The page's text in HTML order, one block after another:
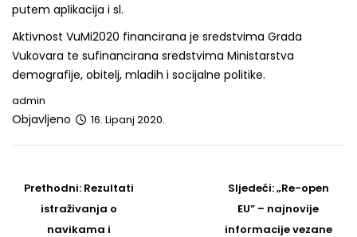
putem aplikacija i sl.
Aktivnost VuMi2020 financirana je sredstvima Grada
Vukovara te sufinancirana sredstvima Ministarstva
demografije, obitelj, mladih i socijalne politike.
admin
Objavljeno 16. Lipanj 2020.
navigation
Prethodni: Prethodni
post
Rezultati
istraživanja o
navikama i
Sljedeći:Sljedeći
Post
„Re-open
EU” – najnovije
informacije vezane